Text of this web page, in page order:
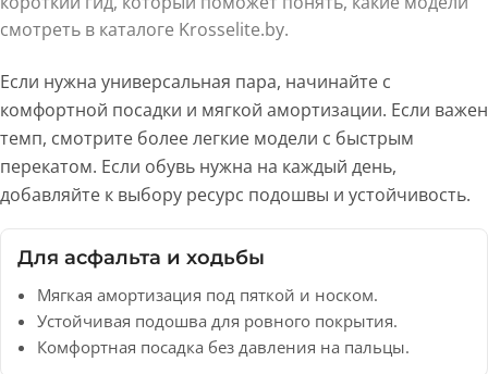
смотреть в каталоге Krosselite.by.
Если нужна универсальная пара, начинайте с
комфортной посадки и мягкой амортизации. Если важен
темп, смотрите более легкие модели с быстрым
перекатом. Если обувь нужна на каждый день,
добавляйте к выбору ресурс подошвы и устойчивость.
Для асфальта и ходьбы
Мягкая амортизация под пяткой и носком.
Устойчивая подошва для ровного покрытия.
Комфортная посадка без давления на пальцы.